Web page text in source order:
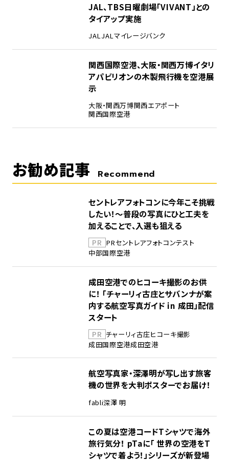
JAL、TBS日曜劇場「VIVANT」との
タイアップ実施
JALJALマイレージバンク
関西国際空港、大阪・関西万博イタリ
アパビリオンの木製飛行機を空港展
示
大阪・関西万博関西エアポート
関西国際空港
お勧め記事 Recommend
セントレアフォトコンに今年こそ挑戦
したい！～普段の写真にひと工夫を
加えることで、入選も狙える
PR PRセントレアフォトコンテスト
中部国際空港
成田空港でのヒコーキ撮影のお供
に！ 「チャーリィ古庄とサバンナが案
内する航空写真ガイド in 成田」配信
スタート
PR チャーリィ古庄ヒコーキ撮影
成田国際空港成田空港
航空写真家・深澤明が写し出す旅客
機の世界を大判ポスターでお届け！
fabli深澤 明
この夏は空港コードTシャツで海外
旅行気分！ pTaに「 世界の空港をT
シャツで着よう！」シリーズが新登場